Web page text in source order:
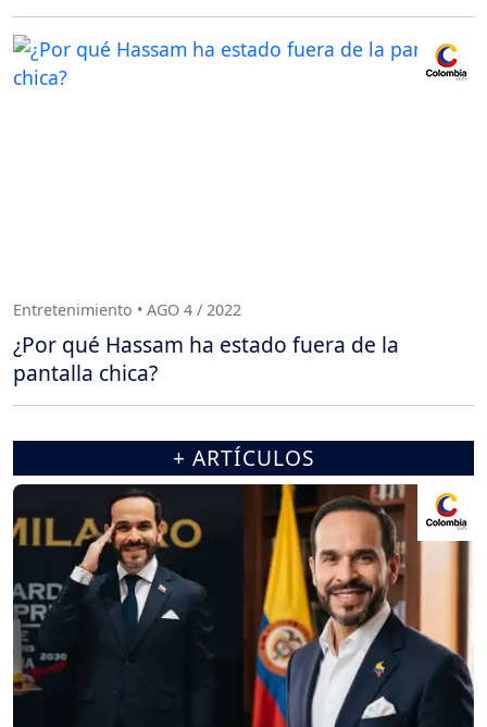
Entretenimiento • AGO 4 / 2022
¿Por qué Hassam ha estado fuera de la
pantalla chica?
+ ARTÍCULOS